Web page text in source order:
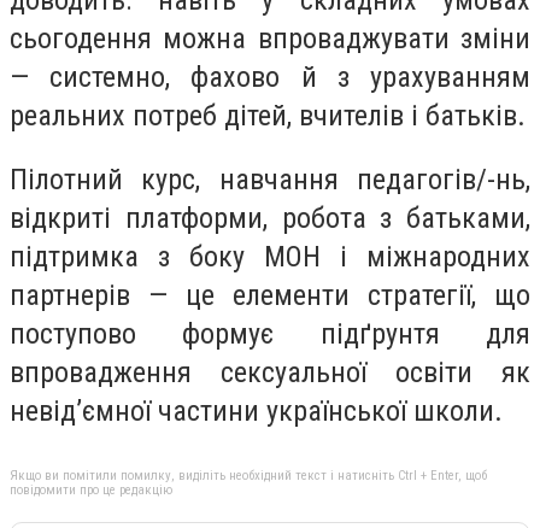
сьогодення можна впроваджувати зміни
— системно, фахово й з урахуванням
реальних потреб дітей, вчителів і батьків.
Пілотний курс, навчання педагогів/-нь,
відкриті платформи, робота з батьками,
підтримка з боку МОН і міжнародних
партнерів — це елементи стратегії, що
поступово формує підґрунтя для
впровадження сексуальної освіти як
невід’ємної частини української школи.
Якщо ви помітили помилку, виділіть необхідний текст і натисніть Ctrl + Enter, щоб
повідомити про це редакцію